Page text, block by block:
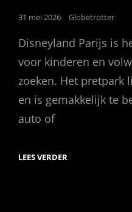
Posted
31 mei 2026 Globetrotter
Disneyland Parijs is
voor kinderen en
zoeken. Het pretpark
en is gemakkelijk te
auto of
LEES VERDER